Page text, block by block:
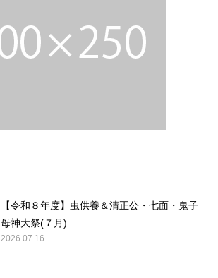
【令和８年度】虫供養＆清正公・七面・鬼子
母神大祭(７月)
2026.07.16